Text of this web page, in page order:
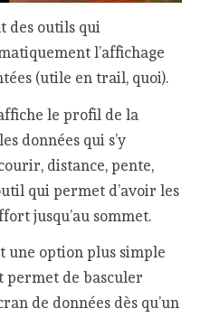
des outils qui
l’affichage
(utile en trail, quoi).
le profil de la
données qui s’y
distance, pente,
qui permet d’avoir les
jusqu’au sommet.
une option plus simple
permet de basculer
de données dès qu’un